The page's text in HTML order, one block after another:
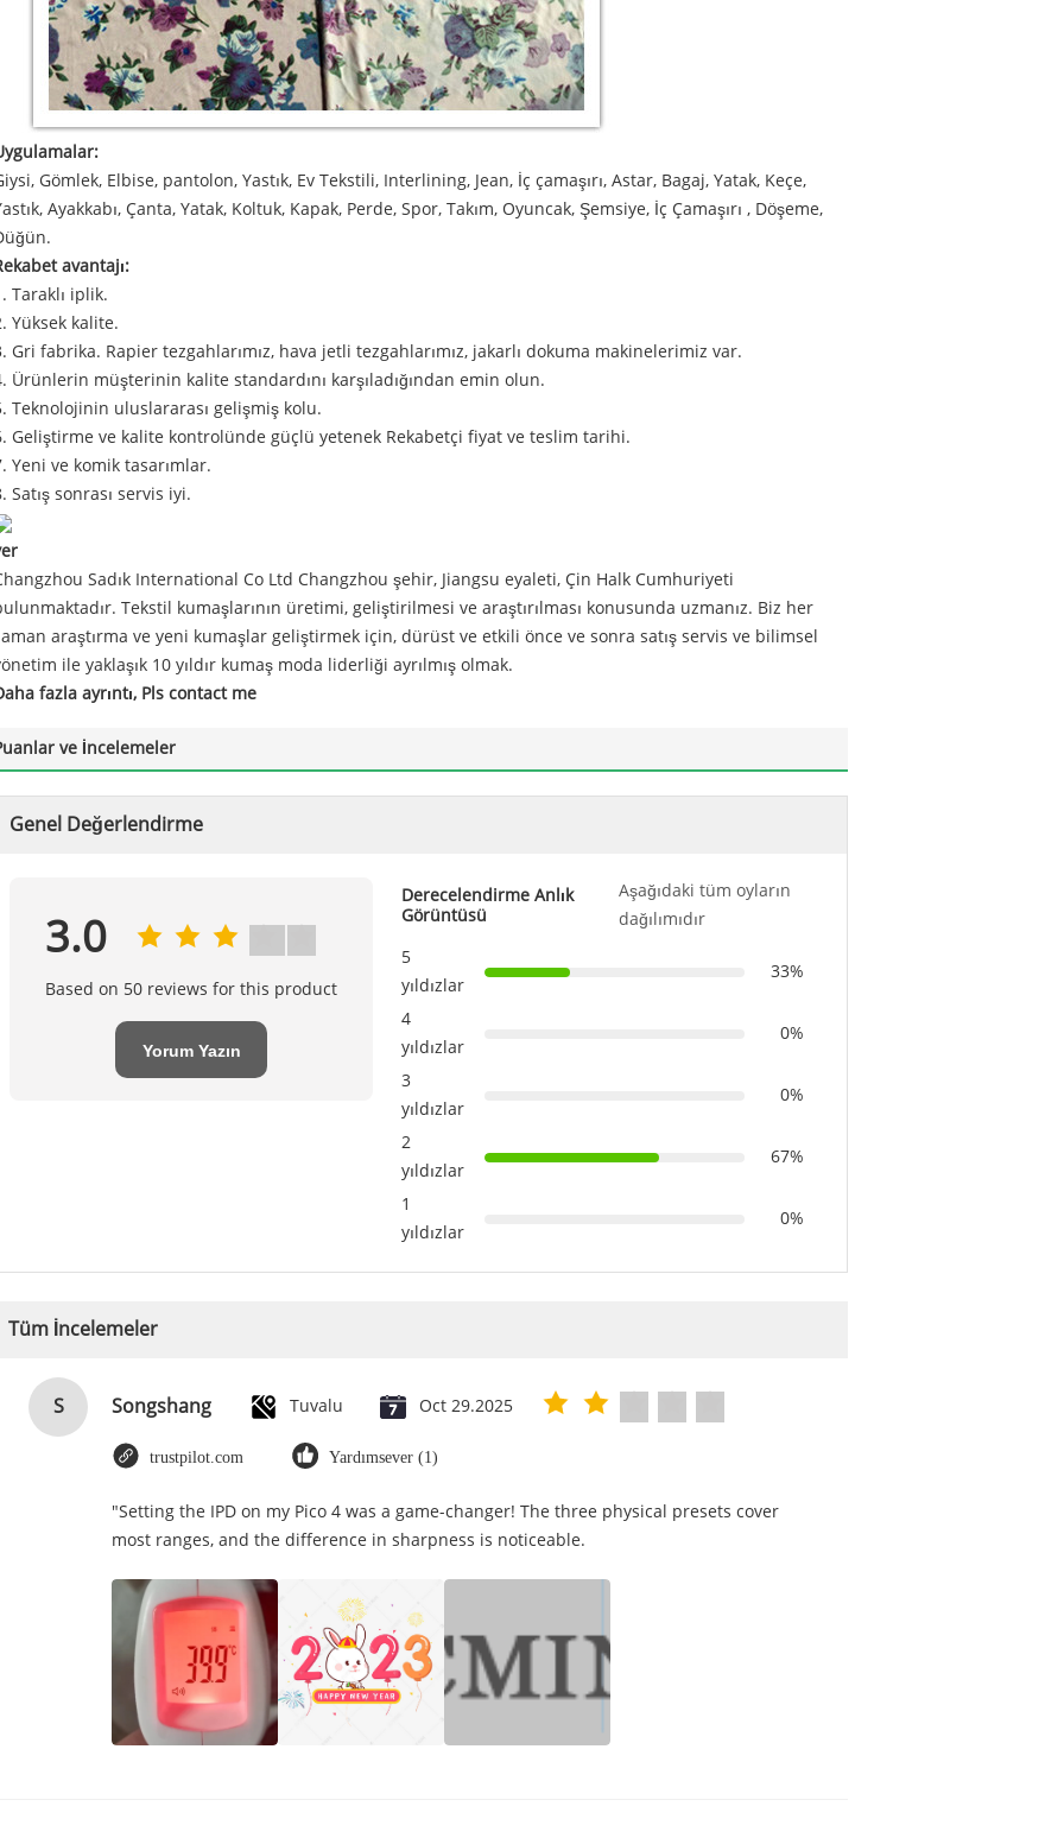
Gömlek, Elbise, pantolon, Yastık, Ev Tekstili, Interlining, Jean, İç çamaşırı, Astar, Bagaj, Yatak, Keçe,
Ayakkabı, Çanta, Yatak, Koltuk, Kapak, Perde, Spor, Takım, Oyuncak, Şemsiye, İç Çamaşırı , Döşeme,
avantajı:
Taraklı iplik.
Yüksek kalite.
Gri fabrika. Rapier tezgahlarımız, hava jetli tezgahlarımız, jakarlı dokuma makinelerimiz var.
Ürünlerin müşterinin kalite standardını karşıladığından emin olun.
Teknolojinin uluslararası gelişmiş kolu.
Geliştirme ve kalite kontrolünde güçlü yetenek Rekabetçi fiyat ve teslim tarihi.
Yeni ve komik tasarımlar.
Satış sonrası servis iyi.
Sadık International Co Ltd Changzhou şehir, Jiangsu eyaleti, Çin Halk Cumhuriyeti
Tekstil kumaşlarının üretimi, geliştirilmesi ve araştırılması konusunda uzmanız. Biz her
araştırma ve yeni kumaşlar geliştirmek için, dürüst ve etkili önce ve sonra satış servis ve bilimsel
ile yaklaşık 10 yıldır kumaş moda liderliği ayrılmış olmak.
fazla ayrıntı, Pls contact me
ve İncelemeler
Genel Değerlendirme
3.0
Based on 50 reviews for this product
Yorum Yazın
Derecelendirme Anlık
Görüntüsü
Aşağıdaki tüm oyların
dağılımıdır
5
yıldızlar
33%
4
yıldızlar
0%
3
yıldızlar
0%
2
yıldızlar
67%
1
yıldızlar
0%
Tüm İncelemeler
S Songshang Tuvalu Oct 29.2025
trustpilot.com Yardımsever (1)
"Setting the IPD on my Pico 4 was a game-changer! The three physical presets cover
most ranges, and the difference in sharpness is noticeable.